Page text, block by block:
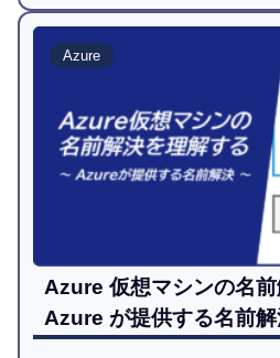
Azure
Azure 仮想マシンの名
Azure が提供する名前解